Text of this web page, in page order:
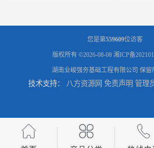
湖南强夯施工公司
您是第559609位访客
版权所有 ©2026-08-08 湘ICP备
湖南业峻强夯基础工程有限公司 保留
技术支持： 八方资源网 免责声明 管理